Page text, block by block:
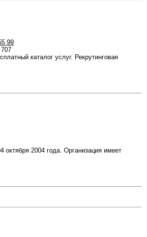
99
каталог услуг. Рекрутинговая
2004 года. Организация имеет